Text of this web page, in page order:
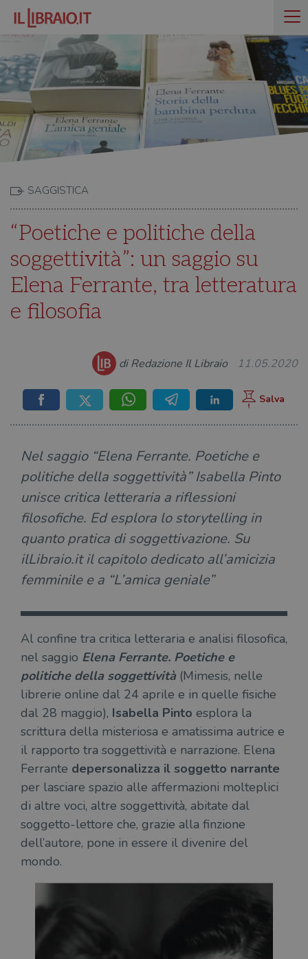
SAGGISTICA
“Poetiche e politiche della
soggettività”: un saggio su
Elena Ferrante, tra letteratura
e filosofia
di Redazione Il Libraio 11.05.2020
Nel saggio “Elena Ferrante. Poetiche e
politiche della soggettività” Isabella Pinto
unisce critica letteraria a riflessioni
filosofiche. Ed esplora lo storytelling in
quanto pratica di soggettivazione. Su
ilLibraio.it il capitolo dedicato all’amicizia
femminile e a “L’amica geniale”
Al confine tra critica letteraria e analisi filosofica,
nel saggio Elena Ferrante. Poetiche e
politiche della soggettività (Mimesis, nelle
librerie online dal 24 aprile e in quelle fisiche
dal 28 maggio), Isabella Pinto esplora la
scrittura della misteriosa e amatissima autrice e
il rapporto tra soggettività e narrazione. Elena
Ferrante depersonalizza il soggetto narrante
per lasciare spazio alle affermazioni molteplici
di altre voci, altre soggettività, abitate dal
soggetto-lettore che, grazie alla finzione
dell’autore, pone in essere il divenire del
mondo.